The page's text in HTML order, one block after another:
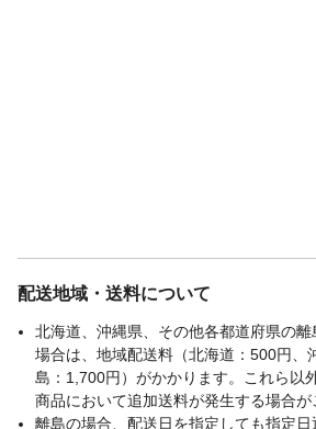
配送地域・送料について
北海道、沖縄県、その他各都道府県の
場合は、地域配送料（北海道：500円、
島：1,700円）がかかります。これら以
商品において追加送料が発生する場合が
離島の場合、配送日を指定しても指定